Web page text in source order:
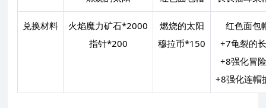
兑换材料
火焰魔力矿石*2000
指针*200
燃烧的太阳
穆拉币*150
红色面包
+7龟裂的
+8强化冒
+8强化连帽